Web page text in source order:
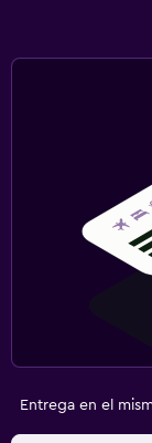
Entrega en el